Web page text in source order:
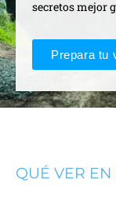
secretos mejor
Prepara tu
QUÉ VER